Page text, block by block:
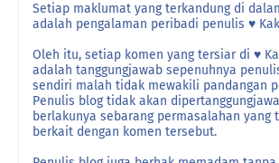
Setiap maklumat yang terkandung di
adalah pengalaman peribadi penulis ♥
Oleh itu, setiap komen yang tersiar di ♥
adalah tanggungjawab sepenuhnya
sendiri malah tidak mewakili pandangan
Penulis blog tidak akan
berlakunya sebarang permasalahan yang
berkait dengan komen tersebut.